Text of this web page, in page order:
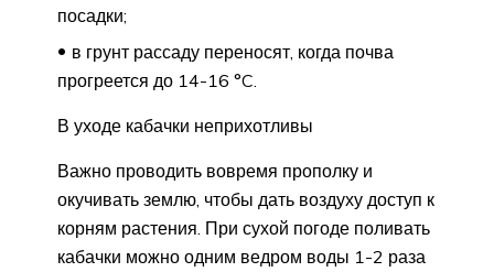
посадки;
в грунт рассаду переносят, когда почва
прогреется до 14-16 °C.
В уходе кабачки неприхотливы
Важно проводить вовремя прополку и
окучивать землю, чтобы дать воздуху доступ к
корням растения. При сухой погоде поливать
кабачки можно одним ведром воды 1-2 раза